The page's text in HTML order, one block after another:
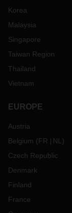
Korea
Malaysia
Singapore
Taiwan Region
Thailand
Vietnam
EUROPE
Austria
Belgium (FR NL )
Czech Republic
Denmark
Finland
France